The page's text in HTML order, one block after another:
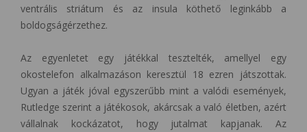
ventrális striátum és az insula köthető leginkább a
boldogságérzethez.
Az egyenletet egy játékkal tesztelték, amellyel egy
okostelefon alkalmazáson keresztül 18 ezren játszottak.
Ugyan a játék jóval egyszerűbb mint a valódi események,
Rutledge szerint a játékosok, akárcsak a való életben, azért
vállalnak kockázatot, hogy jutalmat kapjanak. Az